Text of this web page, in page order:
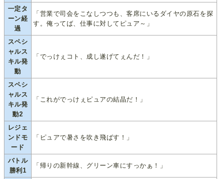
一定タ
ーン経
過
「営業で司会をこなしつつも、客席にいるダイヤの原石を探
す。俺ってば、仕事に対してピュア～」
スペシ
ャルス
キル発
動
「でっけぇコト、成し遂げてぇんだ！」
スペシ
ャルス
キル発
動2
「これがでっけぇピュアの結晶だ！」
レジェ
ンドモ
ード
「ピュアで暑さを吹き飛ばす！」
バトル
勝利1
「帰りの新幹線、グリーン車にすっかぁ！」